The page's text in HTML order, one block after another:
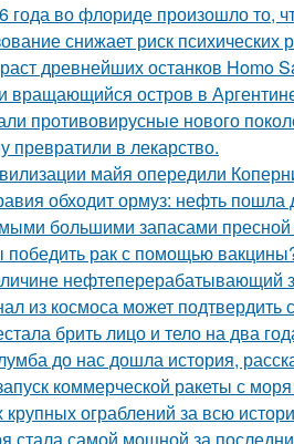
года во флориде произошло то,
снижает риск психических
древнейших останков Homo
вращающийся остров в
противовирусные нового
превратили в лекарство.
майя опередили
обходит ормуз: нефть
большими запасами
рак с помощью
нефтеперерабатывающий
из космоса может
брить лицо и тело на два
до нас дошла история,
коммерческой ракеты с
ограблений за всю